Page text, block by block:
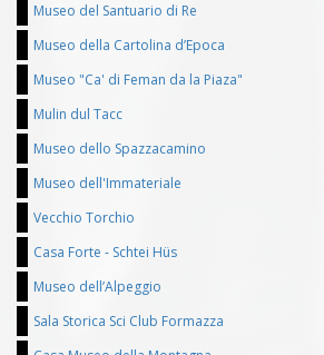
Museo del Santuario di Re
Museo della Cartolina d’Epoca
Museo "Ca' di Feman da la Piaza"
Mulin dul Tacc
Museo dello Spazzacamino
Museo dell'Immateriale
Vecchio Torchio
Casa Forte - Schtei Hüs
Museo dell’Alpeggio
Sala Storica Sci Club Formazza